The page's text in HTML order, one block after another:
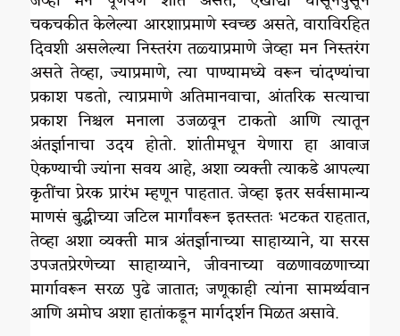
चकचकीत केलेल्या आरशाप्रमाणे स्वच्छ असते, वाराविरहित
दिवशी असलेल्या निस्तरंग तळ्याप्रमाणे जेव्हा मन निस्तरंग
असते तेव्हा, ज्याप्रमाणे, त्या पाण्यामध्ये वरून चांदण्यांचा
प्रकाश पडतो, त्याप्रमाणे अतिमानवाचा, आंतरिक सत्याचा
प्रकाश निश्चल मनाला उजळवून टाकतो आणि त्यातून
अंतर्ज्ञानाचा उदय होतो. शांतीमधून येणारा हा आवाज
ऐकण्याची ज्यांना सवय आहे, अशा व्यक्ती त्याकडे आपल्या
कृतींचा प्रेरक प्रारंभ म्हणून पाहतात. जेव्हा इतर सर्वसामान्य
माणसं बुद्धीच्या जटिल मार्गांवरून इतस्ततः भटकत राहतात,
तेव्हा अशा व्यक्ती मात्र अंतर्ज्ञानाच्या साहाय्याने, या सरस
उपजतप्रेरणेच्या साहाय्याने, जीवनाच्या वळणावळणाच्या
मार्गावरून सरळ पुढे जातात; जणूकाही त्यांना सामर्थ्यवान
आणि अमोघ अशा हातांकडून मार्गदर्शन मिळत असावे.